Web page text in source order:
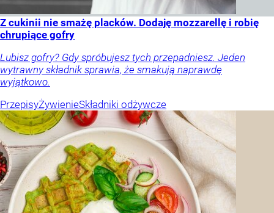
Z cukinii nie smażę placków. Dodaję mozzarellę i robię
chrupiące gofry
Lubisz gofry? Gdy spróbujesz tych przepadniesz. Jeden
wytrawny składnik sprawia, że smakują naprawdę
wyjątkowo.
PrzepisyŻywienieSkładniki odżywcze